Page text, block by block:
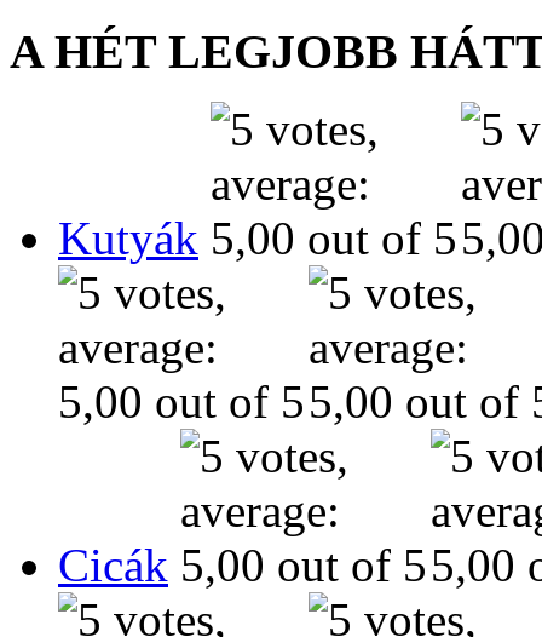
A HÉT LEGJOBB
Kutyák
Cicák